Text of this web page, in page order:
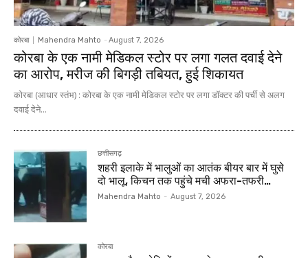
कोरबा Mahendra Mahto - August 7, 2026
कोरबा के एक नामी मेडिकल स्टोर पर लगा गलत दवाई देने
का आरोप, मरीज की बिगड़ी तबियत, हुई शिकायत
कोरबा (आधार स्तंभ) : कोरबा के एक नामी मेडिकल स्टोर पर लगा डॉक्टर की पर्ची से अलग
दवाई देने...
छत्तीसगढ़
शहरी इलाके में भालुओं का आतंक बीयर बार में घुसे
दो भालू, किचन तक पहुंचे मची अफरा-तफरी…
Mahendra Mahto - August 7, 2026
कोरबा